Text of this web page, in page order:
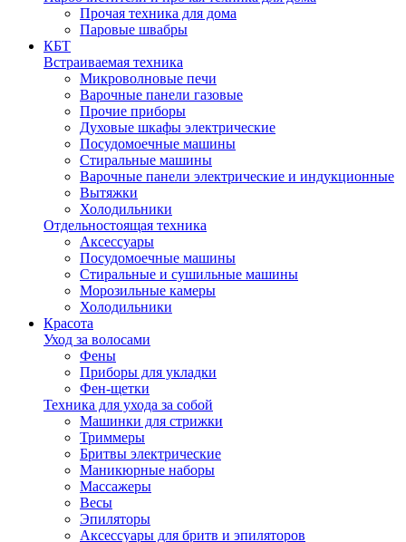
Прочая техника для дома
Паровые швабры
КБТ
Встраиваемая техника
Микроволновые печи
Варочные панели газовые
Прочие приборы
Духовые шкафы электрические
Посудомоечные машины
Стиральные машины
Варочные панели электрические и индукционные
Вытяжки
Холодильники
Отдельностоящая техника
Аксессуары
Посудомоечные машины
Стиральные и сушильные машины
Морозильные камеры
Холодильники
Красота
Уход за волосами
Фены
Приборы для укладки
Фен-щетки
Техника для ухода за собой
Машинки для стрижки
Триммеры
Бритвы электрические
Маникюрные наборы
Массажеры
Весы
Эпиляторы
Аксессуары для бритв и эпиляторов